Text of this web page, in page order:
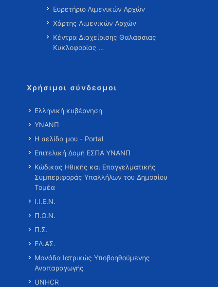
Ευρετήριο Λιμενικών Αρχών
Χάρτης Λιμενικών Αρχών
Κέντρα Διαχείρισης Θαλάσσιας
Κυκλοφορίας …
Χρήσιμοι σύνδεσμοι
Ελληνική κυβέρνηση
ΥΝΑΝΠ
Η σελίδα μου - Portal
Επιτελική Δομή ΕΣΠΑ ΥΝΑΝΠ
Κώδικας Ηθικής και Επαγγελματικής
Συμπεριφοράς Υπαλλήλων του Δημοσίου
Τομέα
Ι.Ι.Ε.Ν.
Π.Ο.Ν.
Π.Σ.
ΕΛ.ΑΣ.
Μονάδα Ιατρικώς Υποβοηθούμενης
Αναπαραγωγής
UNHCR